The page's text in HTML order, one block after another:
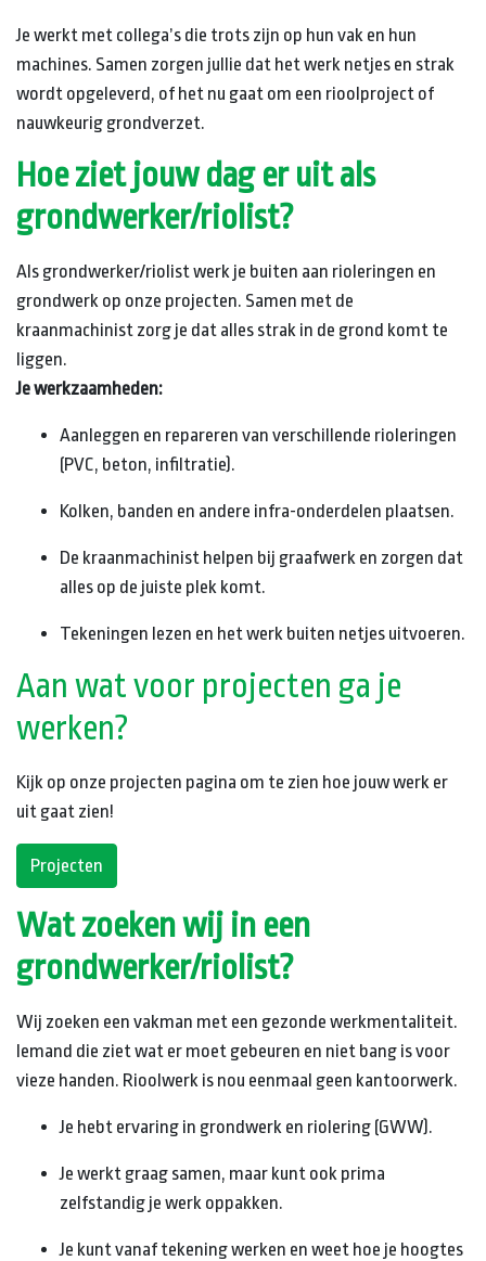
Je werkt met collega’s die trots zijn op hun vak en hun
machines. Samen zorgen jullie dat het werk netjes en strak
wordt opgeleverd, of het nu gaat om een rioolproject of
nauwkeurig grondverzet.
Hoe ziet jouw dag er uit als
grondwerker/riolist?
Als grondwerker/riolist werk je buiten aan rioleringen en
grondwerk op onze projecten. Samen met de
kraanmachinist zorg je dat alles strak in de grond komt te
liggen.
Je werkzaamheden:
Aanleggen en repareren van verschillende rioleringen
(PVC, beton, infiltratie).
Kolken, banden en andere infra-onderdelen plaatsen.
De kraanmachinist helpen bij graafwerk en zorgen dat
alles op de juiste plek komt.
Tekeningen lezen en het werk buiten netjes uitvoeren.
Aan wat voor projecten ga je
werken?
Kijk op onze projecten pagina om te zien hoe jouw werk er
uit gaat zien!
Projecten
Wat zoeken wij in een
grondwerker/riolist?
Wij zoeken een vakman met een gezonde werkmentaliteit.
Iemand die ziet wat er moet gebeuren en niet bang is voor
vieze handen. Rioolwerk is nou eenmaal geen kantoorwerk.
Je hebt ervaring in grondwerk en riolering (GWW).
Je werkt graag samen, maar kunt ook prima
zelfstandig je werk oppakken.
Je kunt vanaf tekening werken en weet hoe je hoogtes